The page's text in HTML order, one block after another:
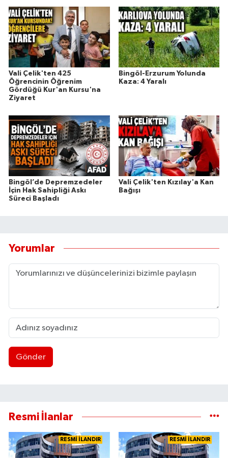
Vali Çelik'ten 425
Öğrencinin Öğrenim
Gördüğü Kur'an Kursu'na
Ziyaret
Bingöl-Erzurum Yolunda
Kaza: 4 Yaralı
Bingöl’de Depremzedeler
İçin Hak Sahipliği Askı
Süreci Başladı
Vali Çelik'ten Kızılay'a Kan
Bağışı
Yorumlar
Gönder
Resmi İlanlar
RESMİ İLANDIR RESMİ İLANDIR